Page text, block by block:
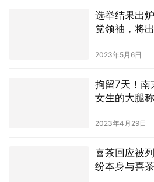
选举结果出
党领袖，将
2023年5月6日
拘留7天！南
女生的大腿
2023年4月29日
喜茶回应被
纷本身与喜